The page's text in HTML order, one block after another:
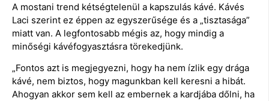
A mostani trend kétségtelenül a kapszulás kávé. Kávés
Laci szerint ez éppen az egyszerűsége és a „tisztasága”
miatt van. A legfontosabb mégis az, hogy mindig a
minőségi kávéfogyasztásra törekedjünk.
„Fontos azt is megjegyezni, hogy ha nem ízlik egy drága
kávé, nem biztos, hogy magunkban kell keresni a hibát.
Ahogyan akkor sem kell az embernek a kardjába dőlni, ha